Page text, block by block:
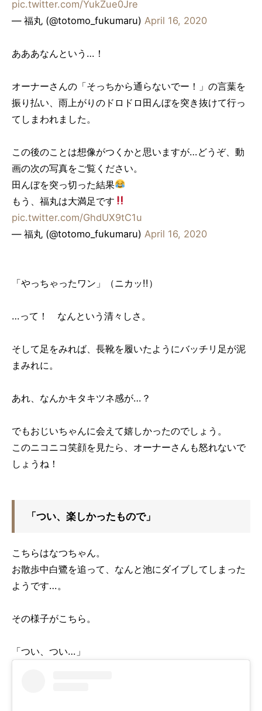
pic.twitter.com/YukZue0Jre
— 福丸 (@totomo_fukumaru) April 16, 2020
あああなんという…！
オーナーさんの「そっちから通らないでー！」の言葉を
振り払い、雨上がりのドロドロ田んぼを突き抜けて行っ
てしまわれました。
この後のことは想像がつくかと思いますが…どうぞ、動
画の次の写真をご覧ください。
田んぼを突っ切った結果
もう、福丸は大満足です
pic.twitter.com/GhdUX9tC1u
— 福丸 (@totomo_fukumaru) April 16, 2020
「やっちゃったワン」（ニカッ!!）
…って！ なんという清々しさ。
そして足をみれば、長靴を履いたようにバッチリ足が泥
まみれに。
あれ、なんかキタキツネ感が…？
でもおじいちゃんに会えて嬉しかったのでしょう。
このニコニコ笑顔を見たら、オーナーさんも怒れないで
しょうね！
「つい、楽しかったもので」
こちらはなつちゃん。
お散歩中白鷺を追って、なんと池にダイブしてしまった
ようです…。
その様子がこちら。
「つい、つい…」